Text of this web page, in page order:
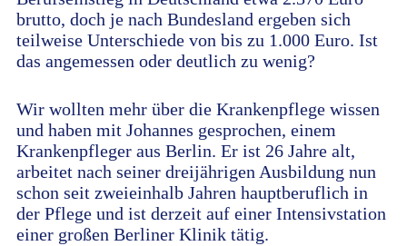
brutto, doch je nach Bundesland ergeben sich
teilweise Unterschiede von bis zu 1.000 Euro. Ist
das angemessen oder deutlich zu wenig?
Wir wollten mehr über die Krankenpflege wissen
und haben mit Johannes gesprochen, einem
Krankenpfleger aus Berlin. Er ist 26 Jahre alt,
arbeitet nach seiner dreijährigen Ausbildung nun
schon seit zweieinhalb Jahren hauptberuflich in
der Pflege und ist derzeit auf einer Intensivstation
einer großen Berliner Klinik tätig.